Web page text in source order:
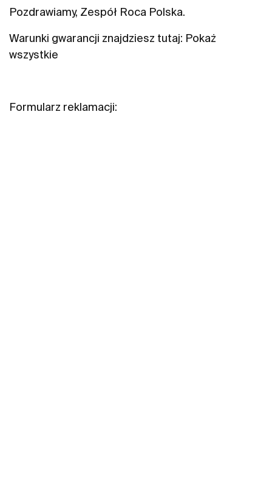
Pozdrawiamy, Zespół Roca Polska.
Warunki gwarancji znajdziesz tutaj: Pokaż
wszystkie
Formularz reklamacji: